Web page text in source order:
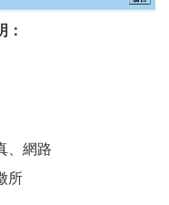
：
、網路
所